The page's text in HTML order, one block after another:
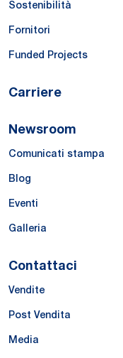
Sostenibilità
Fornitori
Funded Projects
Carriere
Newsroom
Comunicati stampa
Blog
Eventi
Galleria
Contattaci
Vendite
Post Vendita
Media